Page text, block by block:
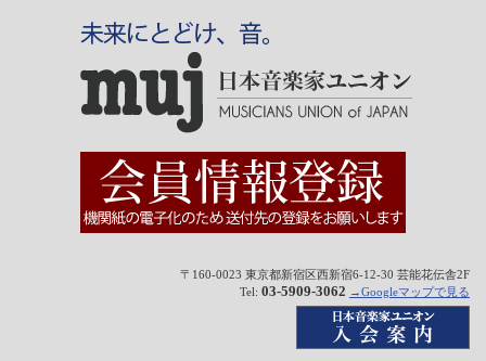
〒160-0023 東京都新宿区西新宿6-12-30 芸能花伝舎2F
Tel: 03-5909-3062 →Googleマップで見る